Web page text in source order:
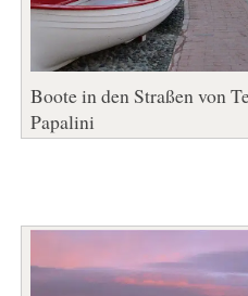
Boote in den Straßen von
Papalini